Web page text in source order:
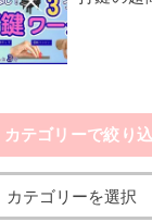
カテゴリーで絞り